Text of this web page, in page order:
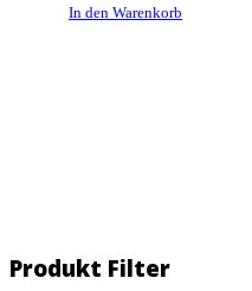
In den Warenkorb
Produkt Filter